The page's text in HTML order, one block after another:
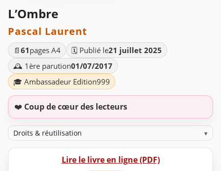
L’Ombre
Pascal Laurent
📄 61pages A4 🗓️ Publié le21 juillet 2025
🕰️ 1ère parution01/07/2017
🎓 Ambassadeur Edition999
❤️ Coup de cœur des lecteurs
Droits & réutilisation ▾
Lire le livre en ligne (PDF)